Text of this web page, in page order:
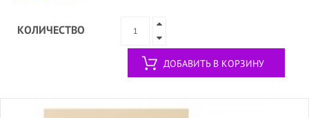
КОЛИЧЕСТВО
ДОБАВИТЬ В КОРЗИНУ